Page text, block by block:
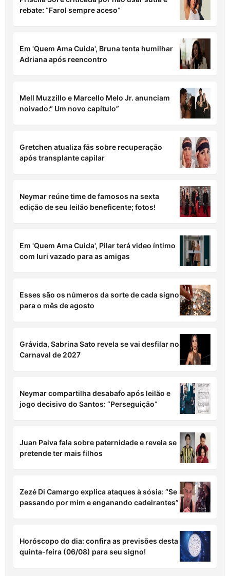
precisa de doação de sangue; saiba quem é!
Inês Brasil ameaça processar Rodrigo Carelli
após ser chamada de “intensa”
Priscila Sol é criticada por não usar sutiã e
rebate: “Farol sempre aceso”
Em 'Quem Ama Cuida', Bruna tenta humilhar
Adriana após reencontro
Mell Muzzillo e Marcello Melo Jr. anunciam
noivado:“ Um novo capítulo”
Gretchen atualiza fãs sobre recuperação
após transplante capilar
Neymar reúne time de famosos na sexta
edição de seu leilão beneficente; fotos!
Em 'Quem Ama Cuida', Pilar terá video íntimo
com Iuri vazado para as amigas
Esses são os números da sorte de cada signo
para o mês de agosto
Grávida, Sabrina Sato revela se vai desfilar no
Carnaval de 2027
Neymar compartilha desabafo após leilão e
jogo decisivo do Santos: “Perseguição”
Juan Paiva fala sobre paternidade e revela se
pretende ter mais filhos